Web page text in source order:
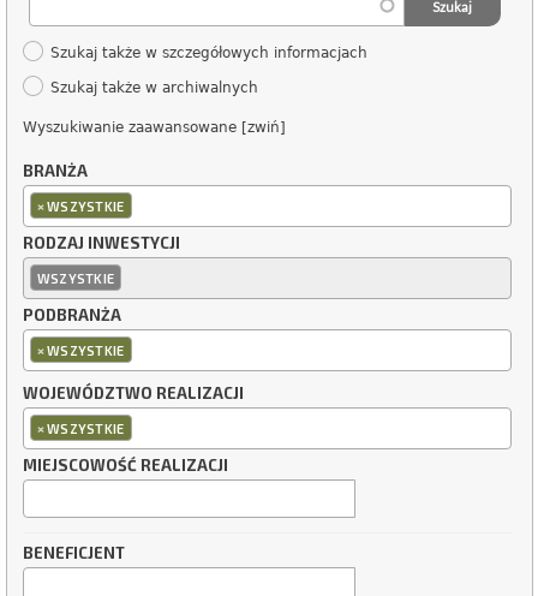
Szukaj także w szczegółowych informacjach
Szukaj także w archiwalnych
Wyszukiwanie zaawansowane [zwiń]
BRANŻA
×WSZYSTKIE
RODZAJ INWESTYCJI
WSZYSTKIE
PODBRANŻA
×WSZYSTKIE
WOJEWÓDZTWO REALIZACJI
×WSZYSTKIE
MIEJSCOWOŚĆ REALIZACJI
BENEFICJENT